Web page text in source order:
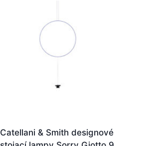
Catellani & Smith designové